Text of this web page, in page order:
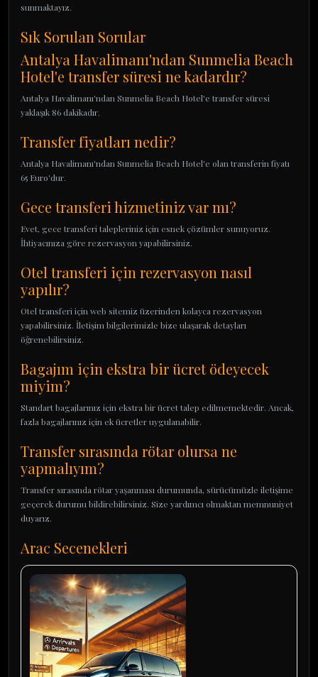
sunmaktayız.
Sık Sorulan Sorular
Antalya Havalimanı'ndan Sunmelia Beach
Hotel'e transfer süresi ne kadardır?
Antalya Havalimanı'ndan Sunmelia Beach Hotel'e transfer süresi
yaklaşık 86 dakikadır.
Transfer fiyatları nedir?
Antalya Havalimanı'ndan Sunmelia Beach Hotel'e olan transferin fiyatı
65 Euro'dur.
Gece transferi hizmetiniz var mı?
Evet, gece transferi talepleriniz için esnek çözümler sunuyoruz.
İhtiyacınıza göre rezervasyon yapabilirsiniz.
Otel transferi için rezervasyon nasıl
yapılır?
Otel transferi için web sitemiz üzerinden kolayca rezervasyon
yapabilirsiniz. İletişim bilgilerimizle bize ulaşarak detayları
öğrenebilirsiniz.
Bagajım için ekstra bir ücret ödeyecek
miyim?
Standart bagajlarınız için ekstra bir ücret talep edilmemektedir. Ancak,
fazla bagajlarınız için ek ücretler uygulanabilir.
Transfer sırasında rötar olursa ne
yapmalıyım?
Transfer sırasında rötar yaşanması durumunda, sürücümüzle iletişime
geçerek durumu bildirebilirsiniz. Size yardımcı olmaktan memnuniyet
duyarız.
Arac Secenekleri